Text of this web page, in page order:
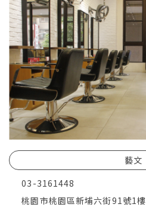
藝文
03-3161448
桃園市桃園區新埔六街91號1樓